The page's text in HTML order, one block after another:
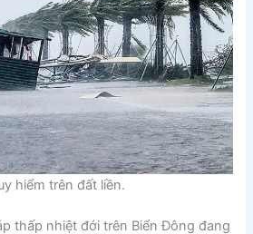
hiểm trên đất liền.
thấp nhiệt đới trên Biển Đông đang